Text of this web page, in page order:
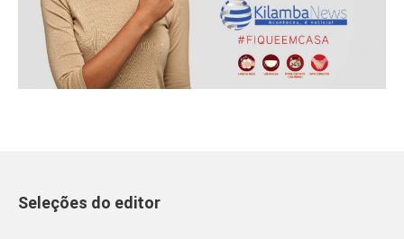
Seleções do editor